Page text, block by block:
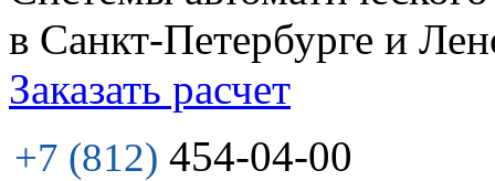
в Санкт-Петербурге и
Заказать расчет
+7 (812) 454-04-00